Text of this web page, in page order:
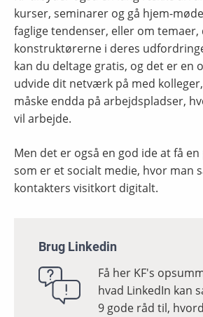
kurser, seminarer og gå hjem-
faglige tendenser, eller om temaer,
konstruktørerne i deres
kan du deltage gratis, og det er en
udvide dit netværk på med
måske endda på arbejdspladser,
vil arbejde.
Men det er også en god ide at få
som er et socialt medie, hvor man
kontakters visitkort digitalt.
Brug Linkedin
Få her KF's
hvad LinkedIn kan
9 gode råd til,